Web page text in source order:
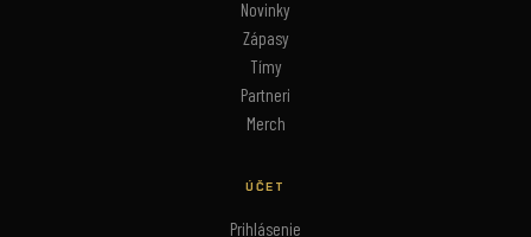
Novinky
Zápasy
Tímy
Partneri
Merch
ÚČET
Prihlásenie